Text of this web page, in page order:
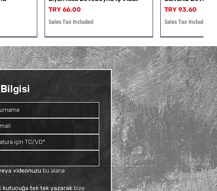
Price
TRY 66.00
Sales Tax Included
Price
TRY 93.60
Sales Tax Included
Galvaniz Deveboynu İç ve Dış
Sales Tax Included
Siyah Kruva
Price
TRY 109.20
Sales Tax Included
videonuzu bu alana
kutucuğa tek tek yazarak bize